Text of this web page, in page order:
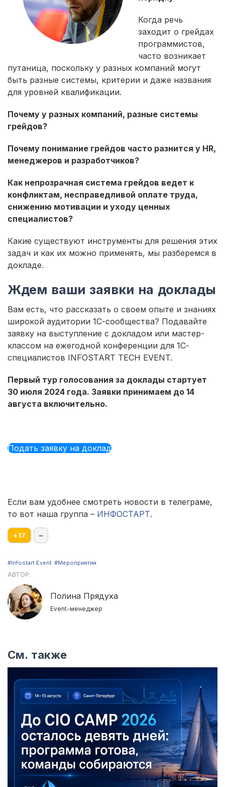
Когда речь
заходит о грейдах
программистов,
часто возникает
путаница, поскольку у разных компаний могут
быть разные системы, критерии и даже названия
для уровней квалификации.
Почему у разных компаний, разные системы
грейдов?
Почему понимание грейдов часто разнится у HR,
менеджеров и разработчиков?
Как непрозрачная система грейдов ведет к
конфликтам, несправедливой оплате труда,
снижению мотивации и уходу ценных
специалистов?
Какие существуют инструменты для решения этих
задач и как их можно применять, мы разберемся в
докладе.
Ждем ваши заявки на доклады
Вам есть, что рассказать о своем опыте и знаниях
широкой аудитории 1С-сообщества? Подавайте
заявку на выступление с докладом или мастер-
классом на ежегодной конференции для 1С-
специалистов INFOSTART TECH EVENT.
Первый тур голосования за доклады стартует
30 июля 2024 года. Заявки принимаем до 14
августа включительно.
Подать заявку на доклад
Если вам удобнее смотреть новости в телеграме,
то вот наша группа – ИНФОСТАРТ.
+17 –
#Infostart Event #Мероприятия
АВТОР:
Полина Прядуха
Event-менеджер
См. также